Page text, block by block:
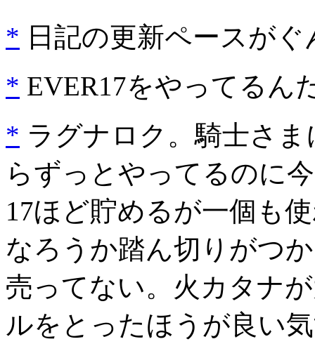
* 日記の更新ペースが
* EVER17をやってるん
* ラグナロク。騎士さま
らずっとやってるのに
17ほど貯めるが一個も
なろうか踏ん切りがつ
売ってない。火カタナ
ルをとったほうが良い